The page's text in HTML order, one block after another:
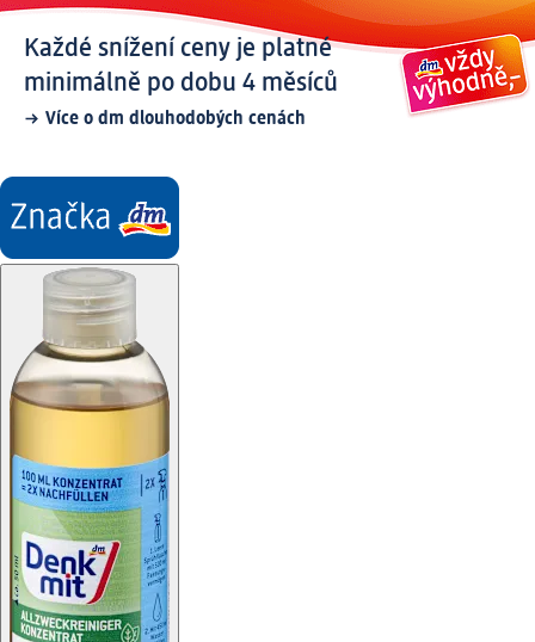
Každé snížení ceny je platné
minimálně po dobu 4 měsíců
Více o dm dlouhodobých cenách